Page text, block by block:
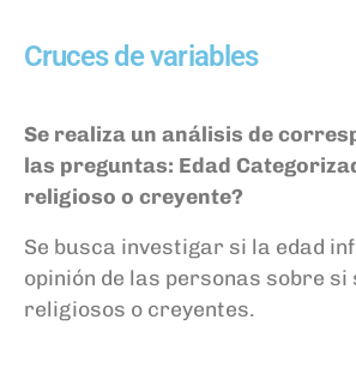
Cruces de variables
Se realiza un análisis de
las preguntas: Edad
religioso o creyente?
Se busca investigar si la edad
opinión de las personas sobre si
religiosos o creyentes.